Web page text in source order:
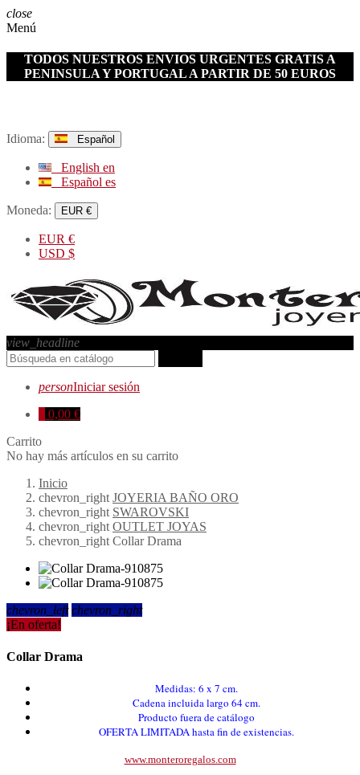
close
Menú
TODOS NUESTROS ENVIOS URGENTES GRATIS A
PENINSULA Y PORTUGAL A PARTIR DE 50 EUROS
Idioma: Español
English en
Español es
Moneda: EUR €
EUR €
USD $
view_headline
personIniciar sesión
0,00 €
Carrito
No hay más artículos en su carrito
Inicio
chevron_right JOYERIA BAÑO ORO
chevron_right SWAROVSKI
chevron_right OUTLET JOYAS
chevron_right Collar Drama
chevron_left chevron_right
¡En oferta!
Collar Drama
Medidas: 6 x 7 cm.
Cadena incluida largo 64 cm.
Producto fuera de catálogo
OFERTA LIMITADA hasta fin de existencias.
www.monteroregalos.com